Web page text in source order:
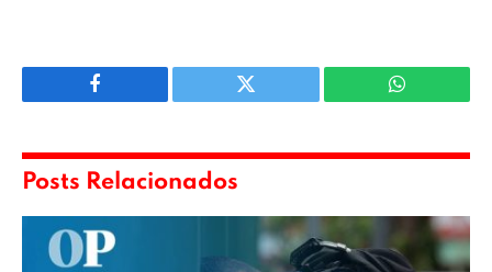
Facebook Twitter WhatsApp
Posts Relacionados